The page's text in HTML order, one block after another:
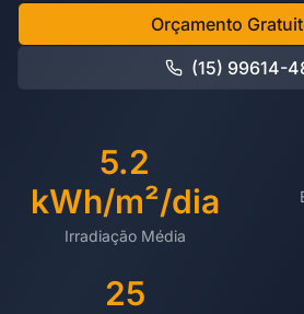
Orçamento
(15) 99614-
5.2
kWh/m²/dia
Irradiação Média
25